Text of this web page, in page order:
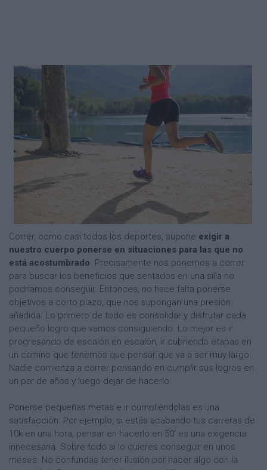
Correr, como casi todos los deportes, supone exigir a
nuestro cuerpo ponerse en situaciones para las que no
está acostumbrado. Precisamente nos ponemos a correr
para buscar los beneficios que sentados en una silla no
podríamos conseguir. Entonces, no hace falta ponerse
objetivos a corto plazo, que nos supongan una presión
añadida. Lo primero de todo es consolidar y disfrutar cada
pequeño logro que vamos consiguiendo. Lo mejor es ir
progresando de escalón en escalón, ir cubriendo etapas en
un camino que tenemos que pensar que va a ser muy largo.
Nadie comienza a correr pensando en cumplir sus logros en
un par de años y luego dejar de hacerlo.
Ponerse pequeñas metas e ir cumpliéndolas es una
satisfacción. Por ejemplo, si estás acabando tus carreras de
10k en una hora, pensar en hacerlo en 50’ es una exigencia
innecesaria. Sobre todo si lo quieres conseguir en unos
meses. No confundas tener ilusión por hacer algo con la